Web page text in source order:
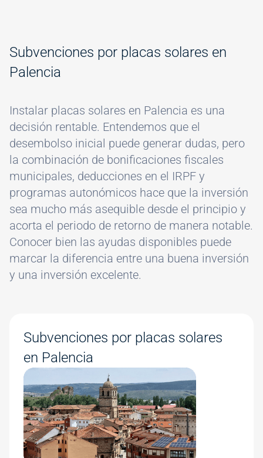
Subvenciones por placas solares en
Palencia
Instalar placas solares en Palencia es una
decisión rentable. Entendemos que el
desembolso inicial puede generar dudas, pero
la combinación de bonificaciones fiscales
municipales, deducciones en el IRPF y
programas autonómicos hace que la inversión
sea mucho más asequible desde el principio y
acorta el periodo de retorno de manera notable.
Conocer bien las ayudas disponibles puede
marcar la diferencia entre una buena inversión
y una inversión excelente.
Subvenciones por placas solares
en Palencia